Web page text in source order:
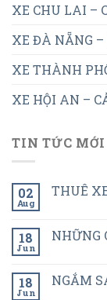
XE CHU LAI –
XE ĐÀ NẴNG –
XE THÀNH
XE HỘI AN –
TIN TỨC MỚI
02
Aug
THUÊ
18
Jun
NHỮNG
18
Jun
NGẮM